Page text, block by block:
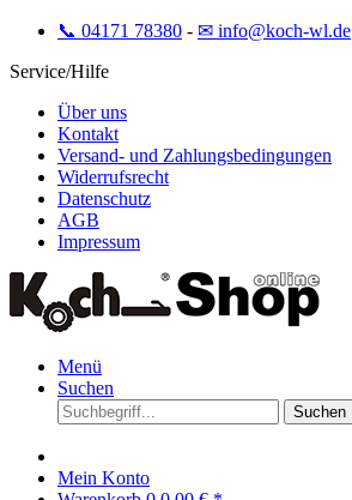
📞 04171 78380 - ✉ info@koch-wl.de
Service/Hilfe
Über uns
Kontakt
Versand- und Zahlungsbedingungen
Widerrufsrecht
Datenschutz
AGB
Impressum
Menü
Suchen
Suchen
Mein Konto